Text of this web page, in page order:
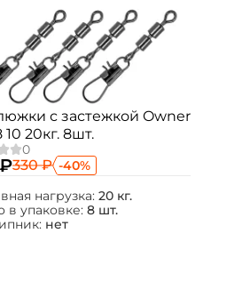
с застежкой Owner
10 20кг. 8шт.
330 ₽ -40%
нагрузка: 20 кг.
в упаковке: 8 шт.
нет
ФИО: *